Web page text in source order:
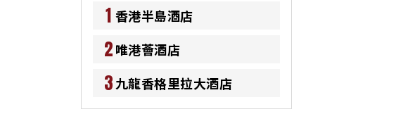
1 香港半島酒店
2唯港薈酒店
3九龍香格里拉大酒店